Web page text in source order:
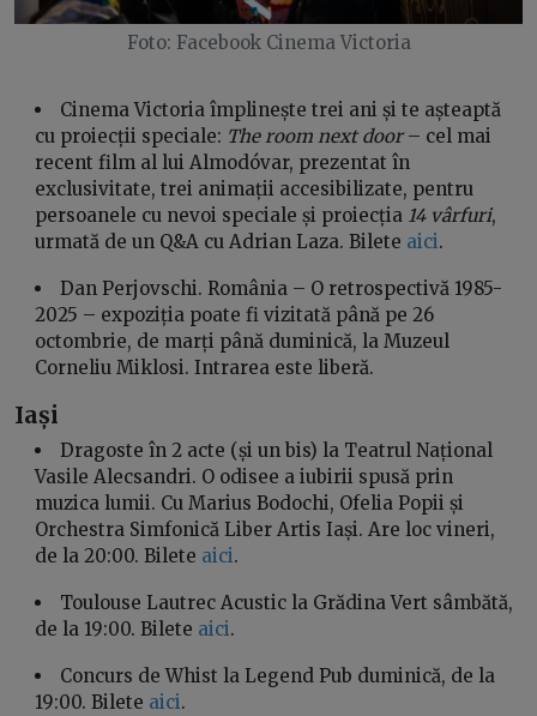
Foto: Facebook Cinema Victoria
Cinema Victoria împlinește trei ani și te așteaptă
cu proiecții speciale: The room next door– cel mai
recent film al lui Almodóvar, prezentat în
exclusivitate, trei animații accesibilizate, pentru
persoanele cu nevoi speciale și proiecția 14 vârfuri,
urmată de un Q&A cu Adrian Laza. Bilete aici.
Dan Perjovschi. România – O retrospectivă 1985-
2025 – expoziția poate fi vizitată până pe 26
octombrie, de marți până duminică, la Muzeul
Corneliu Miklosi. Intrarea este liberă.
Iași
Dragoste în 2 acte (și un bis) la Teatrul Național
Vasile Alecsandri. O odisee a iubirii spusă prin
muzica lumii. Cu Marius Bodochi, Ofelia Popii și
Orchestra Simfonică Liber Artis Iași. Are loc vineri,
de la 20:00. Bilete aici.
Toulouse Lautrec Acustic la Grădina Vert sâmbătă,
de la 19:00. Bilete aici.
Concurs de Whist la Legend Pub duminică, de la
19:00. Bilete aici.